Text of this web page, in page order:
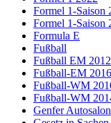
Formel 1-Saison
Formel 1-Saison
Formula E
Fußball
Fußball EM 2012
Fußball-EM 2016
Fußball-WM
Fußball-WM
Genfer Autosalon